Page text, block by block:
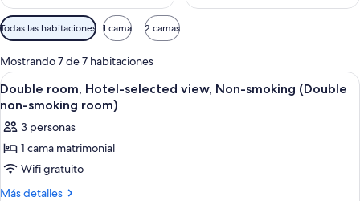
Filtros
disponibles
para
las
habitaciones
Todas las habitaciones 1 cama 2 camas
Mostrando 7 de 7 habitaciones
Abrir
todas
las
fotos
de
Double
room,
Habitación de hotel con cama,
3
Double room, Hotel-selected view, Non-smoking (Double
non-smoking room)
3 personas
1 cama matrimonial
Wifi gratuito
Más detalles
Más